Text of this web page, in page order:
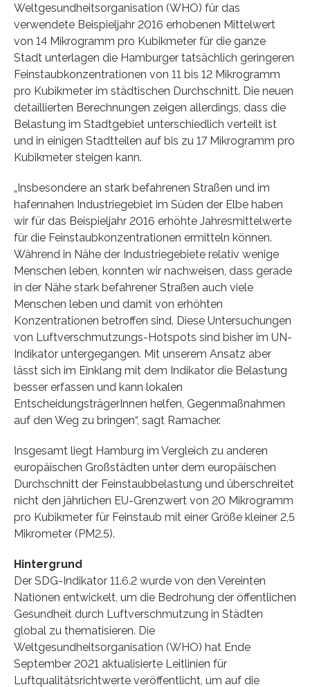
Weltgesundheitsorganisation (WHO) für das
verwendete Beispieljahr 2016 erhobenen Mittelwert
von 14 Mikrogramm pro Kubikmeter für die ganze
Stadt unterlagen die Hamburger tatsächlich geringeren
Feinstaubkonzentrationen von 11 bis 12 Mikrogramm
pro Kubikmeter im städtischen Durchschnitt. Die neuen
detaillierten Berechnungen zeigen allerdings, dass die
Belastung im Stadtgebiet unterschiedlich verteilt ist
und in einigen Stadtteilen auf bis zu 17 Mikrogramm pro
Kubikmeter steigen kann.
„Insbesondere an stark befahrenen Straßen und im
hafennahen Industriegebiet im Süden der Elbe haben
wir für das Beispieljahr 2016 erhöhte Jahresmittelwerte
für die Feinstaubkonzentrationen ermitteln können.
Während in Nähe der Industriegebiete relativ wenige
Menschen leben, konnten wir nachweisen, dass gerade
in der Nähe stark befahrener Straßen auch viele
Menschen leben und damit von erhöhten
Konzentrationen betroffen sind. Diese Untersuchungen
von Luftverschmutzungs-Hotspots sind bisher im UN-
Indikator untergegangen. Mit unserem Ansatz aber
lässt sich im Einklang mit dem Indikator die Belastung
besser erfassen und kann lokalen
EntscheidungsträgerInnen helfen, Gegenmaßnahmen
auf den Weg zu bringen“, sagt Ramacher.
Insgesamt liegt Hamburg im Vergleich zu anderen
europäischen Großstädten unter dem europäischen
Durchschnitt der Feinstaubbelastung und überschreitet
nicht den jährlichen EU-Grenzwert von 20 Mikrogramm
pro Kubikmeter für Feinstaub mit einer Größe kleiner 2,5
Mikrometer (PM2.5).
Hintergrund
Der SDG-Indikator 11.6.2 wurde von den Vereinten
Nationen entwickelt, um die Bedrohung der öffentlichen
Gesundheit durch Luftverschmutzung in Städten
global zu thematisieren. Die
Weltgesundheitsorganisation (WHO) hat Ende
September 2021 aktualisierte Leitlinien für
Luftqualitätsrichtwerte veröffentlicht, um auf die